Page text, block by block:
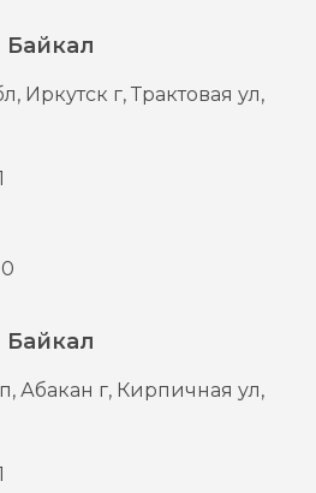
Иркутск г,Трактовая ул,
Абакан г, Кирпичная ул,